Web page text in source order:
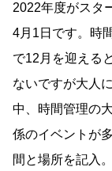
2022年度がスタ
4月1日です。時
で12月を迎える
ないですが大人
中、時間管理の
係のイベントが
間と場所を記入